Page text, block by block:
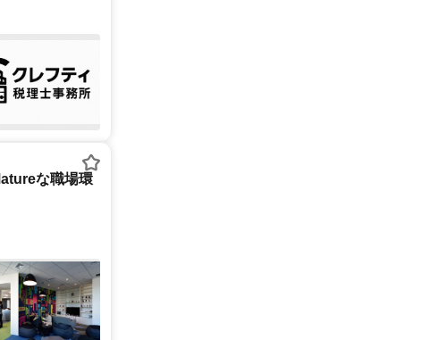
な職場環